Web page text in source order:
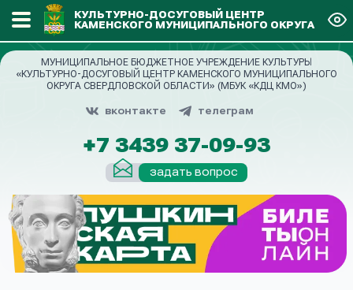
КУЛЬТУРНО-ДОСУГОВЫЙ ЦЕНТР
КАМЕНСКОГО МУНИЦИПАЛЬНОГО ОКРУГА
МУНИЦИПАЛЬНОЕ БЮДЖЕТНОЕ УЧРЕЖДЕНИЕ КУЛЬТУРЫ
«КУЛЬТУРНО-ДОСУГОВЫЙ ЦЕНТР КАМЕНСКОГО МУНИЦИПАЛЬНОГО
ОКРУГА СВЕРДЛОВСКОЙ ОБЛАСТИ» (МБУК «КДЦ КМО»)
вконтакте телеграм
+7 3439 37-09-93
задать вопрос